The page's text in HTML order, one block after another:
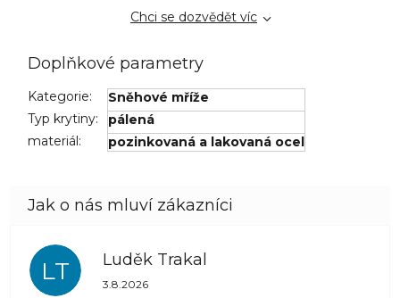
Chci se dozvědět víc
Doplňkové parametry
Kategorie:
Sněhové mříže
Typ krytiny:
pálená
materiál: pozinkovaná a lakovaná ocel
LT Luděk Trakal
Hodnocení obchodu je 5 z 5 hvězdiček.
3.8.2026